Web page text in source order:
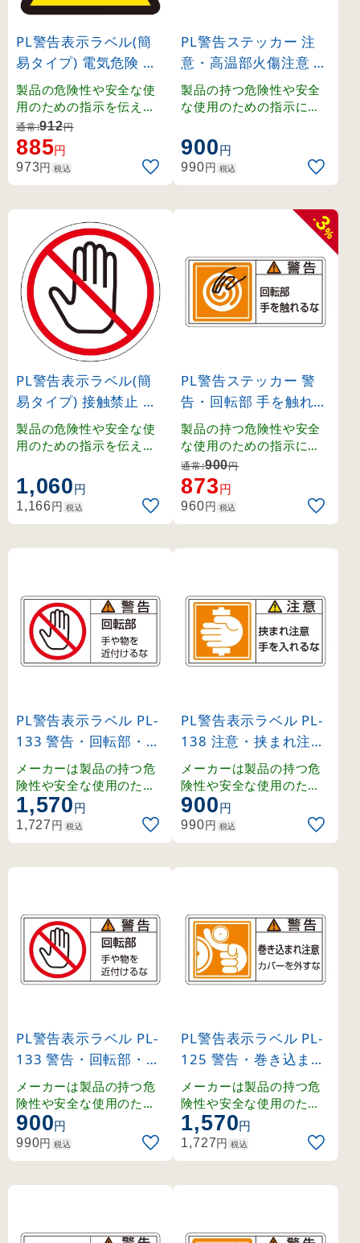
PL警告表示ラベル(簡
易タイプ) 電気危険 小
(203005)
製品の危険性や安全な使
用のための指示を伝えるP
L警告表示ラベル。
通常:912円
885円
973円 税込
PL警告ステッカー 注
意・高温部火傷注意 P
L-104 小 (203104)
製品の持つ危険性や安全
な使用のための指示に関
す。シグナルワード、絵
表示、警告文で構成され
、ユーザーに正しい警告
を提供します。
900円
990円 税込
PL警告表示ラベル(簡
易タイプ) 接触禁止 中
(202010)
製品の危険性や安全な使
用のための指示を伝えるP
1,060円
1,166円 税込
-
3
%
PL警告ステッカー 警
告・回転部 手を触れる
な PL-115 小 (203115)
製品の持つ危険性や安全
な使用のための指示に関
わるPL警告表示ラベルで
す。シグナルワード、絵
表示、警告文で構成され
、ユーザーに正しい警告
通常:900円
873円
960円 税込
PL警告表示ラベル PL-
133 警告・回転部・手
や物を近付けるな 大 (
201133)
メーカーは製品の持つ危
険性や安全な使用のため
の指示に関わる正しい警
告を、ユーザーに提供す
る義務があり、その内容
て検討しなくてはなりま
1,570円
1,727円 税込
PL警告表示ラベル PL-
138 注意・挟まれ注意
・手を入れるな 小 (20
3138)
メーカーは製品の持つ危
険性や安全な使用のため
の指示に関わる正しい警
告を、ユーザーに提供す
る義務があり、その内容
て検討しなくてはなりま
900円
990円 税込
PL警告表示ラベル PL-
133 警告・回転部・手
や物を近付けるな 小 (
203133)
メーカーは製品の持つ危
険性や安全な使用のため
の指示に関わる正しい警
告を、ユーザーに提供す
る義務があり、その内容
て検討しなくてはなりま
900円
990円 税込
PL警告表示ラベル PL-
125 警告・巻き込まれ
注意・カバーを外すな
大 (201125)
メーカーは製品の持つ危
険性や安全な使用のため
の指示に関わる正しい警
告を、ユーザーに提供す
る義務があり、その内容
て検討しなくてはなりま
1,570円
1,727円 税込